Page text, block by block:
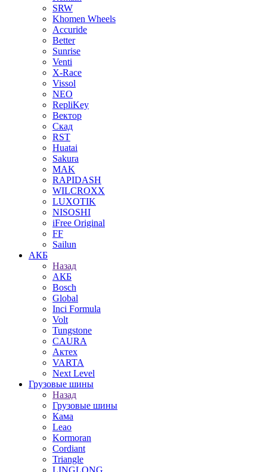
SRW
Khomen Wheels
Accuride
Better
Sunrise
Venti
X-Race
Vissol
NEO
RepliKey
Вектор
Скад
RST
Huatai
Sakura
MAK
RAPIDASH
WILCROXX
LUXOTIK
NISOSHI
iFree Original
FF
Sailun
АКБ
Назад
АКБ
Bosch
Global
Inci Formula
Volt
Tungstone
CAURA
Актех
VARTA
Next Level
Грузовые шины
Назад
Грузовые шины
Кама
Leao
Kormoran
Cordiant
Triangle
LINGLONG